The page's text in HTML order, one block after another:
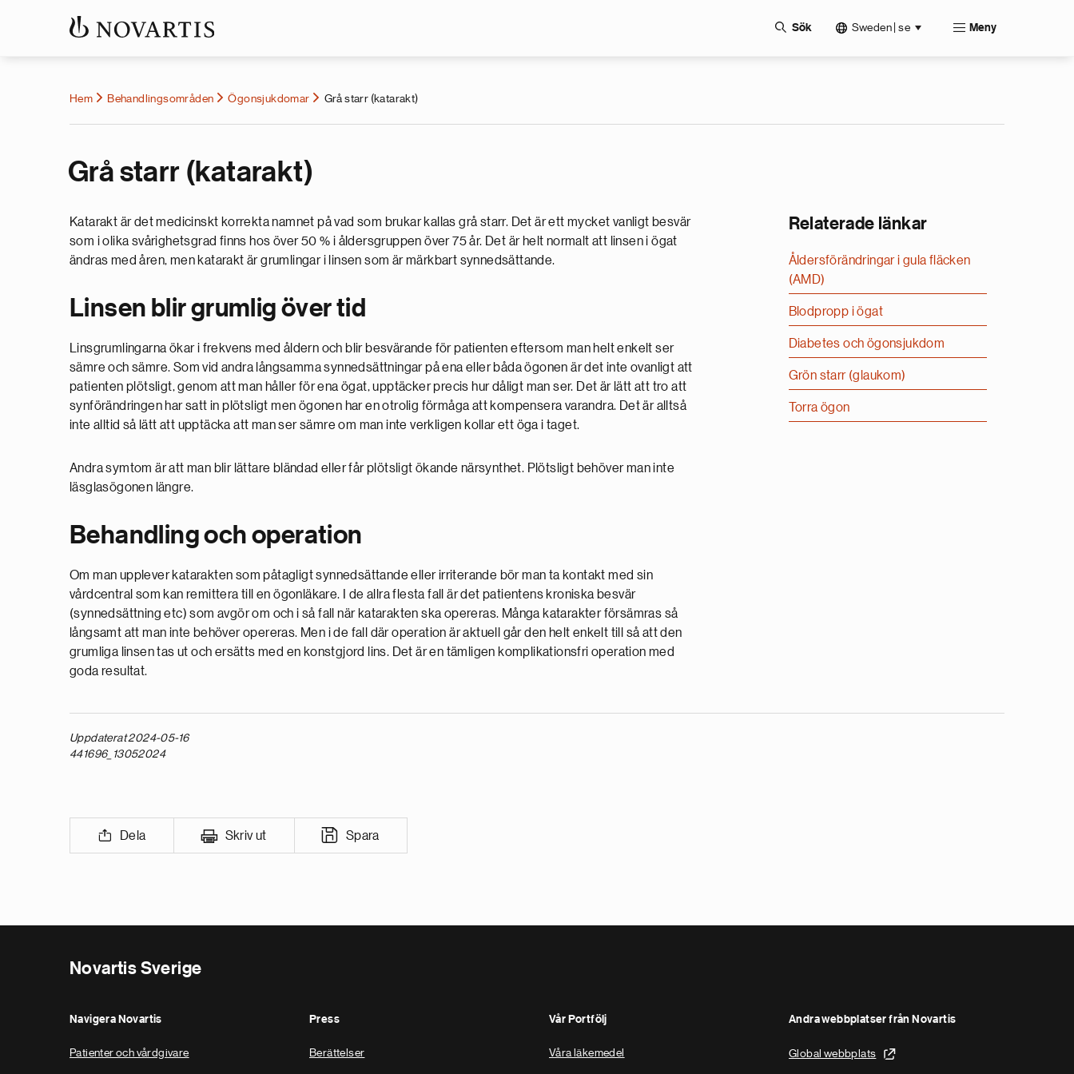
Sök Sweden | se Meny
Hem Behandlingsområden Ögonsjukdomar Grå starr (katarakt)
Grå starr (katarakt)
Katarakt är det medicinskt korrekta namnet på vad som brukar kallas grå starr. Det är ett mycket vanligt besvär
som i olika svårighetsgrad finns hos över 50 % i åldersgruppen över 75 år. Det är helt normalt att linsen i ögat
ändras med åren, men katarakt är grumlingar i linsen som är märkbart synnedsättande.
Linsen blir grumlig över tid
Linsgrumlingarna ökar i frekvens med åldern och blir besvärande för patienten eftersom man helt enkelt ser
sämre och sämre. Som vid andra långsamma synnedsättningar på ena eller båda ögonen är det inte ovanligt att
patienten plötsligt, genom att man håller för ena ögat, upptäcker precis hur dåligt man ser. Det är lätt att tro att
synförändringen har satt in plötsligt men ögonen har en otrolig förmåga att kompensera varandra. Det är alltså
inte alltid så lätt att upptäcka att man ser sämre om man inte verkligen kollar ett öga i taget.
Andra symtom är att man blir lättare bländad eller får plötsligt ökande närsynthet. Plötsligt behöver man inte
läsglasögonen längre.
Behandling och operation
Om man upplever katarakten som påtagligt synnedsättande eller irriterande bör man ta kontakt med sin
vårdcentral som kan remittera till en ögonläkare. I de allra flesta fall är det patientens kroniska besvär
(synnedsättning etc) som avgör om och i så fall när katarakten ska opereras. Många katarakter försämras så
långsamt att man inte behöver opereras. Men i de fall där operation är aktuell går den helt enkelt till så att den
grumliga linsen tas ut och ersätts med en konstgjord lins. Det är en tämligen komplikationsfri operation med
goda resultat.
Relaterade länkar
Åldersförändringar i gula fläcken
(AMD)
Blodpropp i ögat
Diabetes och ögonsjukdom
Grön starr (glaukom)
Torra ögon
Uppdaterat 2024-05-16
441696_13052024
Dela Skriv ut Spara
Novartis Sverige
Navigera Novartis
Patienter och vårdgivare
Press
Berättelser
Vår Portfölj
Våra läkemedel
Andra webbplatser från Novartis
Global webbplats